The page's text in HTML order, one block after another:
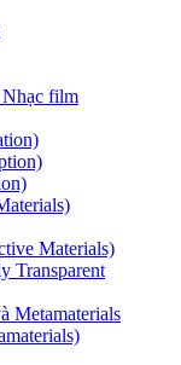
film
Materials)
Transparent
Metamaterials